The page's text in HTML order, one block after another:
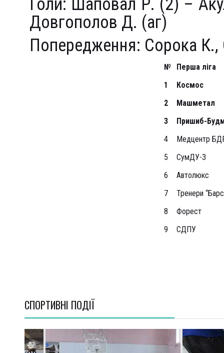
Голи: Шаповал Р. (2) –
Довгополов Д. (аг)
Попередження: Сорока
№
Перша ліга
1
Космос
2
Машметал
3
Пришиб-
4
Медцентр
5
СумДУ-3
6
Автолюкс
7
Тренери
8
Форест
9
СДПУ
СПОРТИВНI ПОДІЇ